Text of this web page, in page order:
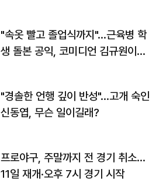
"속옷 빨고 졸업식까지"…근육병 학
생 돌본 공익, 코미디언 김규원이었
"경솔한 언행 깊이 반성"…고개 숙인
신동엽, 무슨 일이길래?
프로야구, 주말까지 전 경기 취소…
11일 재개·오후 7시 경기 시작